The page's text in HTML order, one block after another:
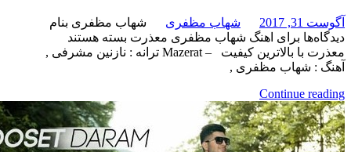
شهاب مظفری
برای اهنگ شهاب مظفری معذرتبسته هستند
شهاب مظفری بنام
معذرت با بالاترین کیفیت – Mazerat ترانه : نازنین مشرفی ,
مظفری ,